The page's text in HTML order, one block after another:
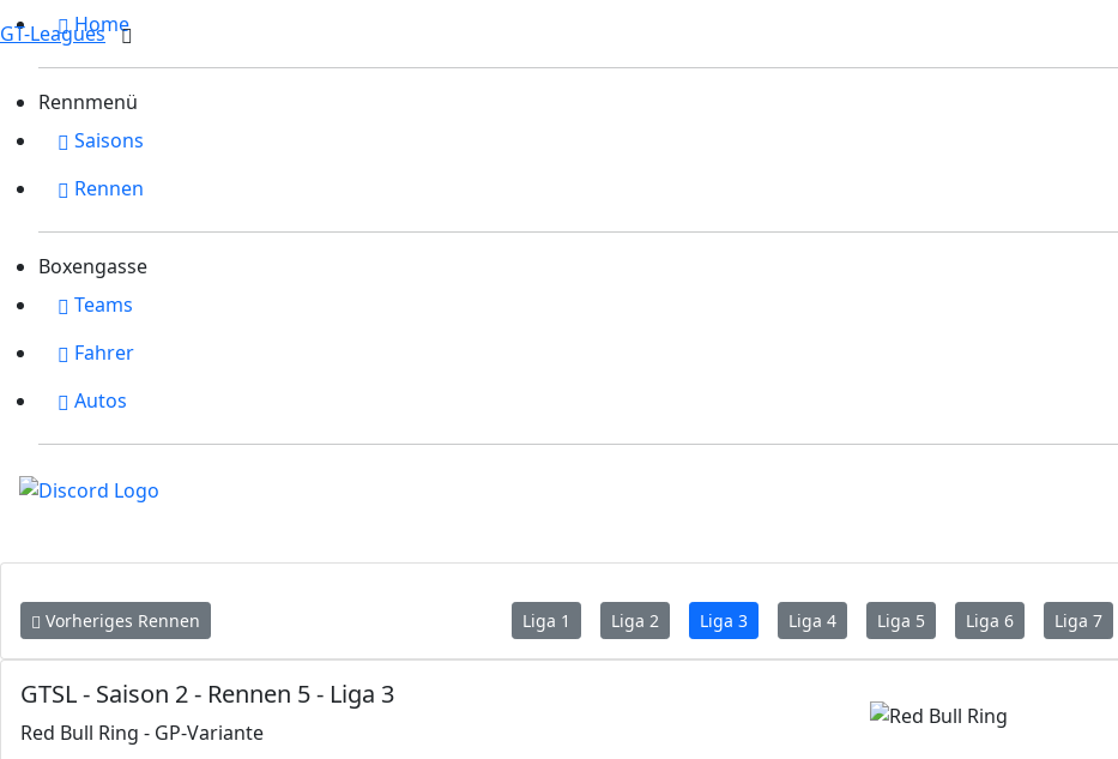
GT-LeaguesHome
Rennmenü
Saisons
Rennen
Boxengasse
Teams
Fahrer
Autos
Vorheriges Rennen Liga 1 Liga 2 Liga 3 Liga 4 Liga 5 Liga 6 Liga 7
GTSL - Saison 2 - Rennen 5 - Liga 3
Red Bull Ring - GP-Variante